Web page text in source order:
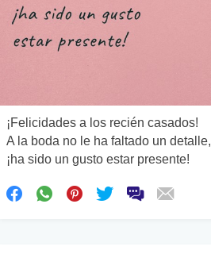
¡Felicidades a los recién casados!
A la boda no le ha faltado un detalle,
¡ha sido un gusto estar presente!